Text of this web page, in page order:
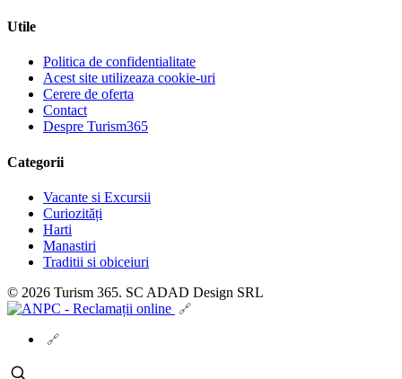
Utile
Politica de confidentialitate
Acest site utilizeaza cookie-uri
Cerere de oferta
Contact
Despre Turism365
Categorii
Vacante si Excursii
Curiozități
Harti
Manastiri
Traditii si obiceiuri
© 2026 Turism 365. SC ADAD Design SRL